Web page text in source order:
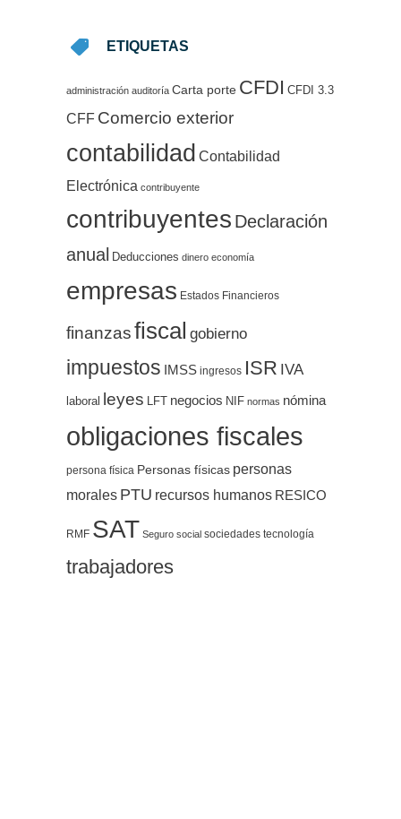
ETIQUETAS
administración auditoría Carta porte CFDI CFDI 3.3
CFF Comercio exterior
contabilidad Contabilidad
Electrónica contribuyente
contribuyentes Declaración
anual Deducciones dinero economía
empresas Estados Financieros
finanzasfiscal gobierno
impuestos IMSS ingresos ISR IVA
laboral leyes LFT negocios NIF normas nómina
obligaciones fiscales
persona física Personas físicas personas
morales PTU recursos humanos RESICO
RMF SAT Seguro social sociedades tecnología
trabajadores